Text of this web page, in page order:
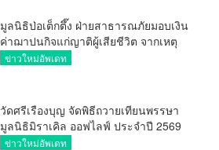
มูลนิธิป่อเต็กตึ๊ง ฝ่ายสาธารณภัยมอบเงิน
ค่าฌาปนกิจแก่ญาติผู้เสียชีวิต จากเหตุ
เพลิงไหม้ โรงเบียร์ ณ ลาดพร้าว จำนวน
ข่าวใหม่อัพเดท
วัดศรีเรืองบุญ จัดพิธีถวายเทียนพรรษา
มูลนิธิมิราเคิล ออฟไลฟ์ ประจำปี 2569
พล.ต.ต.ศิริวัฒน์ ดีพอ ให้เกียรติเป็น
ข่าวใหม่อัพเดท